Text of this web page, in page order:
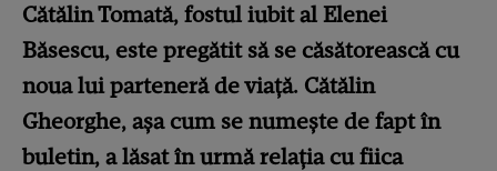
Cătălin Tomată, fostul iubit al Elenei
Băsescu, este pregătit să se căsătorească cu
noua lui parteneră de viață. Cătălin
Gheorghe, așa cum se numește de fapt în
buletin, a lăsat în urmă relația cu fiica